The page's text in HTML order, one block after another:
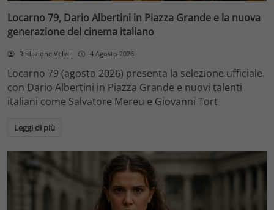
Locarno 79, Dario Albertini in Piazza Grande e la nuova
generazione del cinema italiano
Redazione Velvet 4 Agosto 2026
Locarno 79 (agosto 2026) presenta la selezione ufficiale
con Dario Albertini in Piazza Grande e nuovi talenti
italiani come Salvatore Mereu e Giovanni Tort
Leggi di più